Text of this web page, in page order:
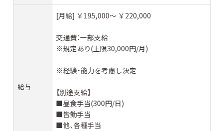
給与
[月給] ￥195,000〜 ￥220,000
交通費：一部支給
※規定あり(上限30,000円/月)
※経験・能力を考慮し決定
【別途支給】
■昼食手当(300円/日)
■皆勤手当
■他、各種手当